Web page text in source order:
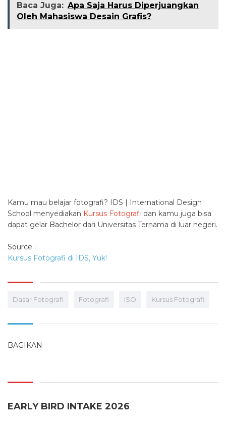
Baca Juga: Apa Saja Harus Diperjuangkan
Oleh Mahasiswa Desain Grafis?
Kamu mau belajar fotografi? IDS | International Design
School menyediakan Kursus Fotografi dan kamu juga bisa
dapat gelar Bachelor dari Universitas Ternama di luar negeri.
Source :
Kursus Fotografi di IDS, Yuk!
Dasar Fotografi Fotografi ISO Kursus Fotografi
BAGIKAN
EARLY BIRD INTAKE 2026